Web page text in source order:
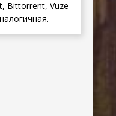
Bittorrent, Vuze